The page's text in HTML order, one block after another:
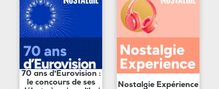
70 ans d'Eurovision :
le concours de ses
Nostalgie Expérience